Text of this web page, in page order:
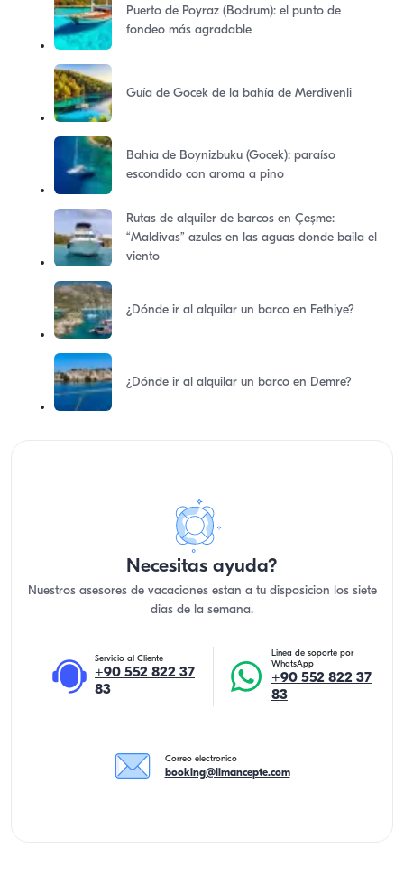
Puerto de Poyraz (Bodrum): el punto de
fondeo más agradable
Guía de Gocek de la bahía de Merdivenli
Bahía de Boynizbuku (Gocek): paraíso
escondido con aroma a pino
Rutas de alquiler de barcos en Çeşme:
“Maldivas” azules en las aguas donde baila el
viento
¿Dónde ir al alquilar un barco en Fethiye?
¿Dónde ir al alquilar un barco en Demre?
Necesitas ayuda?
Nuestros asesores de vacaciones estan a tu disposicion los siete
dias de la semana.
Servicio al Cliente
+90 552 822 37
83
Linea de soporte por
WhatsApp
+90 552 822 37
83
Correo electronico
booking@limancepte.com